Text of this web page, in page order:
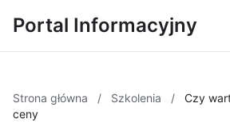
Portal Informacyjny
Strona główna / Szkolenia /
Czy
ceny